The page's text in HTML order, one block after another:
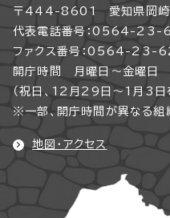
〒444-8601 愛知県岡崎
代表電話番号：0564-
ファクス番号：0564-23-
開庁時間 月曜日～金曜
（祝日、12月29日～1月3日
※一部、開庁時間が異なる組
地図・アクセス